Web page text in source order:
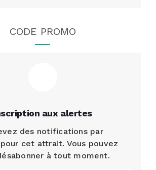
CODE PROMO
aux alertes
des notifications par
cet attrait. Vous pouvez
à tout moment.